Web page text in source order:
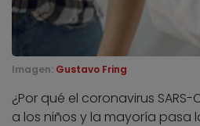
Imagen: Gustavo Fring
¿Por qué el coronavirus
a los niños y la mayoría pasa